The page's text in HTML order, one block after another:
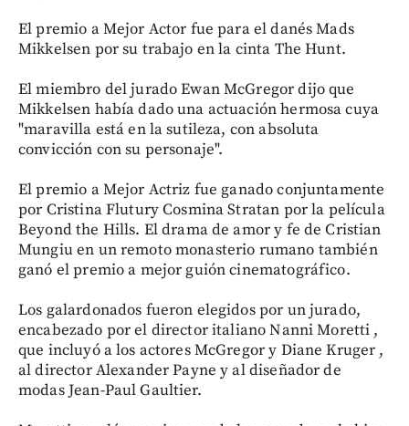
El premio a Mejor Actor fue para el danés Mads
Mikkelsen por su trabajo en la cinta The Hunt.
El miembro del jurado Ewan McGregor dijo que
Mikkelsen había dado una actuación hermosa cuya
"maravilla está en la sutileza, con absoluta
convicción con su personaje".
El premio a Mejor Actriz fue ganado conjuntamente
por Cristina Flutury Cosmina Stratan por la película
Beyond the Hills. El drama de amor y fe de Cristian
Mungiu en un remoto monasterio rumano también
ganó el premio a mejor guión cinematográfico.
Los galardonados fueron elegidos por un jurado,
encabezado por el director italiano Nanni Moretti ,
que incluyó a los actores McGregor y Diane Kruger ,
al director Alexander Payne y al diseñador de
modas Jean-Paul Gaultier.